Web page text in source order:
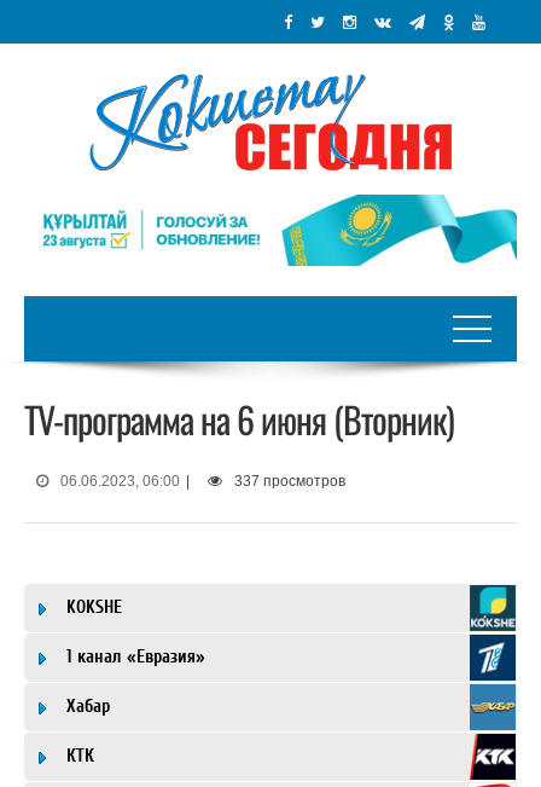
TV-программа на 6 июня (Вторник)
06.06.2023, 06:00 | 337 просмотров
KOKSHE
1 канал «Евразия»
Хабар
КТК